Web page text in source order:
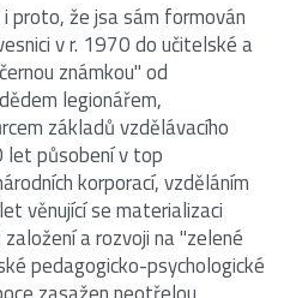
proto, že jsa sám formován
v r. 1970 do učitelské a
známkou" od
legionářem,
základů vzdělávacího
let působení v top
korporací, vzděláním
věnující se materializaci
a rozvoji na "zelené
pedagogicko-psychologické